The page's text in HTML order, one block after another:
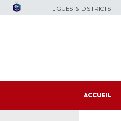
FFF LIGUES & DISTRICTS
ACCUEIL